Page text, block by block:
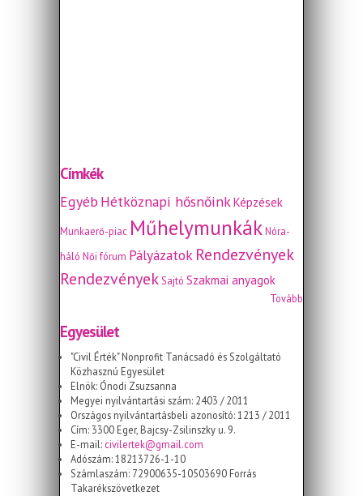
Címkék
EgyébHétköznapi hősnőinkKépzések
Munkaerő-piac MűhelymunkákNóra-
háló Női fórum Pályázatok Rendezvények
RendezvényekSajtó Szakmai anyagok
Tovább
Egyesület
"Civil Érték" Nonprofit Tanácsadó és Szolgáltató
Közhasznú Egyesület
Elnök: Ónodi Zsuzsanna
Megyei nyilvántartási szám: 2403 / 2011
Országos nyilvántartásbeli azonosító: 1213 / 2011
Cím: 3300 Eger, Bajcsy-Zsilinszky u. 9.
E-mail: civilertek@gmail.com
Adószám: 18213726-1-10
Számlaszám: 72900635-10503690 Forrás
Takarékszövetkezet